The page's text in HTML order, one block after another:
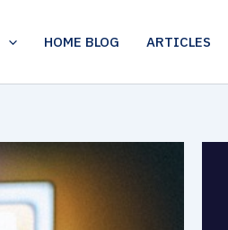
HOME BLOG ARTICLES